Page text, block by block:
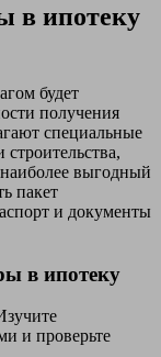
в ипотеку
будет
получения
специальные
выгодный
пакет
и документы
в ипотеку
и проверьте